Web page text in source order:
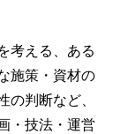
考える、ある
施策・資材の
の判断など、
・技法・運営